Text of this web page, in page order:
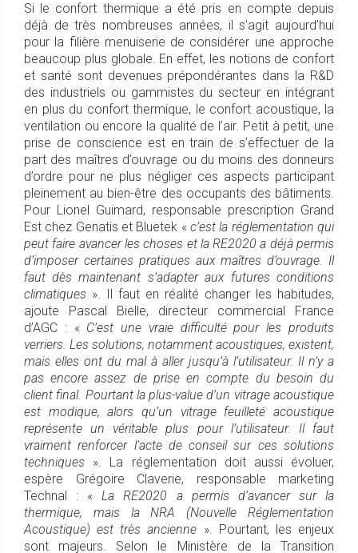
Si le confort thermique a été pris en compte depuis
déjà de très nombreuses années, il s’agit aujourd’hui
pour la filière menuiserie de considérer une approche
beaucoup plus globale. En effet, les notions de confort
et santé sont devenues prépondérantes dans la R&D
des industriels ou gammistes du secteur en intégrant
en plus du confort thermique, le confort acoustique, la
ventilation ou encore la qualité de l’air. Petit à petit, une
prise de conscience est en train de s’effectuer de la
part des maîtres d’ouvrage ou du moins des donneurs
d’ordre pour ne plus négliger ces aspects participant
pleinement au bien-être des occupants des bâtiments.
Pour Lionel Guimard, responsable prescription Grand
Est chez Genatis et Bluetek « c’est la réglementation qui
peut faire avancer les choses et la RE2020 a déjà permis
d’imposer certaines pratiques aux maîtres d’ouvrage. Il
faut dès maintenant s’adapter aux futures conditions
climatiques ». Il faut en réalité changer les habitudes,
ajoute Pascal Bielle, directeur commercial France
d’AGC : «C’est une vraie difficulté pour les produits
verriers. Les solutions, notamment acoustiques, existent,
mais elles ont du mal à aller jusqu’à l’utilisateur. Il n’y a
pas encore assez de prise en compte du besoin du
client final. Pourtant la plus-value d’un vitrage acoustique
est modique, alors qu’un vitrage feuilleté acoustique
représente un véritable plus pour l’utilisateur. Il faut
vraiment renforcer l’acte de conseil sur ces solutions
techniques ». La réglementation doit aussi évoluer,
espère Grégoire Claverie, responsable marketing
Technal : «La RE2020 a permis d’avancer sur la
thermique, mais la NRA (Nouvelle Réglementation
Acoustique) est très ancienne ». Pourtant, les enjeux
sont majeurs. Selon le Ministère de la Transition